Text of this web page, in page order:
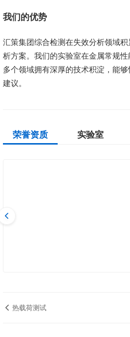
我们的优势
汇策集团综合检测在失效分析领域
析方案。我们的实验室在金属常规
多个领域拥有深厚的技术积淀，能
建议。
荣誉资质 实验室
热载荷测试